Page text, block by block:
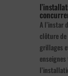
A l’instar
clôture de
grillages